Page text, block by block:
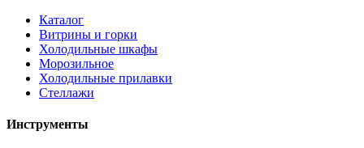
Каталог
Витрины и горки
Холодильные шкафы
Морозильное
Холодильные прилавки
Стеллажи
Инструменты